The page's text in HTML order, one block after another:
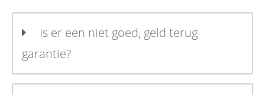
Is er een niet goed, geld terug
garantie?